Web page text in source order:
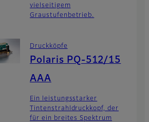
vielseitigem
Graustufenbetrieb.
Druckköpfe
Polaris PQ-512/15
AAA
Ein leistungsstarker
Tintenstrahldruckkopf, der
für ein breites Spektrum